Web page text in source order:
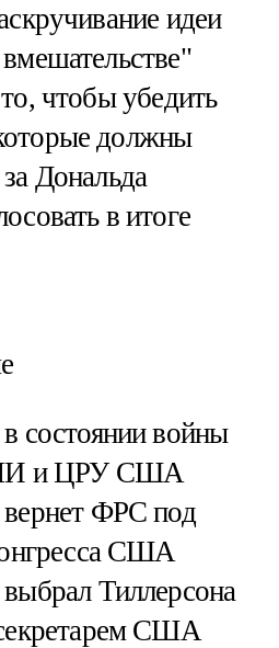
идеи
чтобы убедить
должны
Дональда
в итоге
состоянии войны
и ЦРУ США
ФРС под
США
Тиллерсона
США